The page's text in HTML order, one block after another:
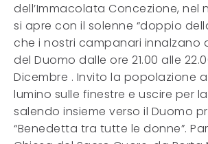
dell’Immacolata Concezione, nel
si apre con il solenne “doppio
che i nostri campanari innalzano
del Duomo dalle ore 21.00 alle
Dicembre . Invito la popolazione
lumino sulle finestre e uscire per
salendo insieme verso il Duomo
“Benedetta tra tutte le donne”.